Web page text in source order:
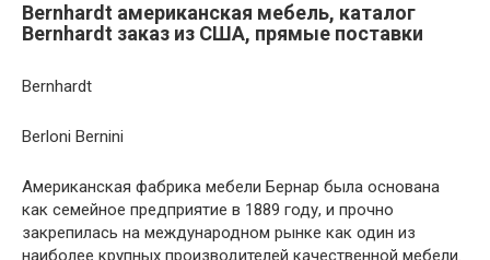
Bernhardt американская мебель, каталог
Bernhardt заказ из США, прямые поставки
Bernhardt
Berloni Bernini
Американская фабрика мебели Бернар была основана
как семейное предприятие в 1889 году, и прочно
закрепилась на международном рынке как один из
наиболее крупных производителей качественной мебели.